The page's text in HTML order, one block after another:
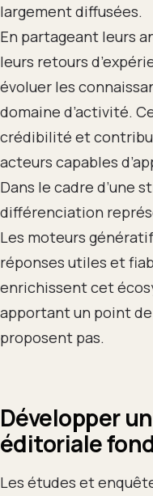
largement diffusées.
En partageant leurs
leurs retours
évoluer les
domaine d’activité.
crédibilité et
acteurs capables
Dans le cadre d’une
différenciation
Les moteurs
réponses utiles et
enrichissent cet
apportant un point de
proposent pas.
Développer
éditoriale
Les études et